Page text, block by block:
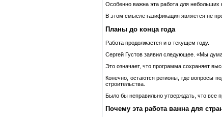
Особенно важна эта работа для небольших
В этом смысле газификация является не
Планы до конца года
Работа продолжается и в текущем году.
Сергей Густов заявил следующее. «Мы
Это означает, что программа сохраняет
Конечно, остаются регионы, где вопросы
строительства.
Было бы неправильно утверждать, что все
Почему эта работа важна для